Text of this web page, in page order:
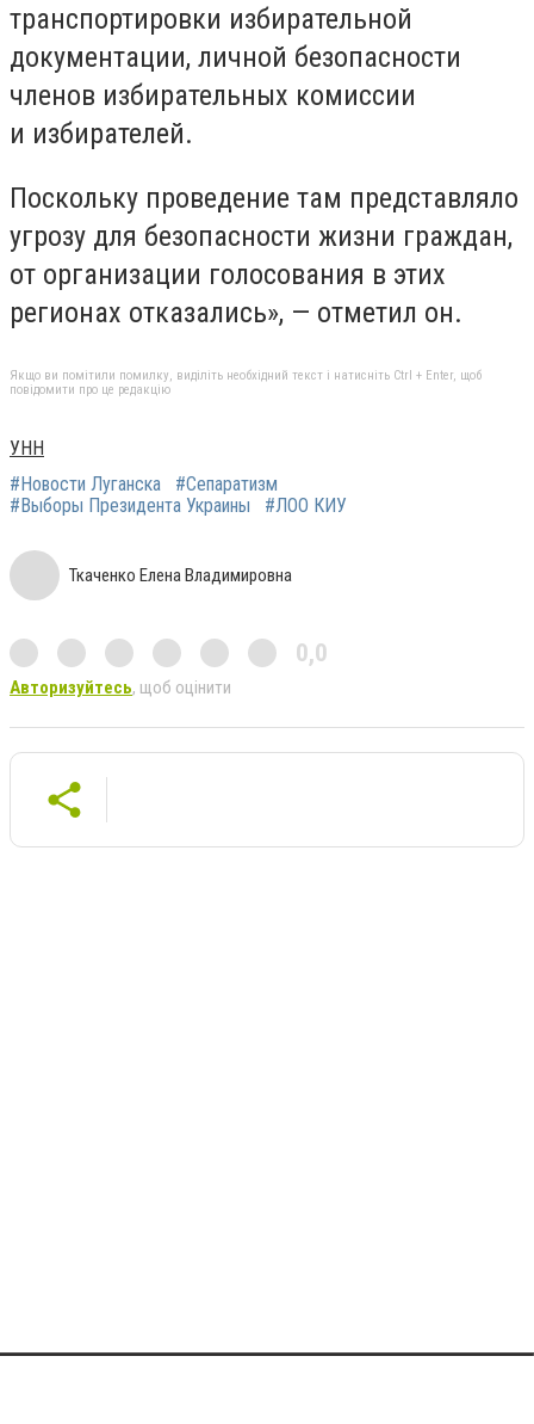
транспортировки избирательной
документации, личной безопасности
членов избирательных комиссии
и избирателей.
Поскольку проведение там представляло
угрозу для безопасности жизни граждан,
от организации голосования в этих
регионах отказались», — отметил он.
Якщо ви помітили помилку, виділіть необхідний текст і натисніть Ctrl + Enter, щоб
повідомити про це редакцію
УНН
#Новости Луганска
#Сепаратизм
#Выборы Президента Украины
#ЛОО КИУ
Ткаченко Елена Владимировна
0,0
Авторизуйтесь, щоб оцінити